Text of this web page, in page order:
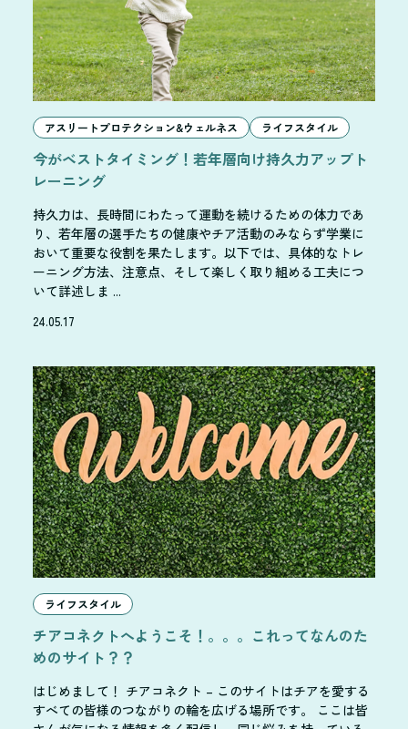
アスリートプロテクション&ウェルネス ライフスタイル
今がベストタイミング！若年層向け持久力アップト
レーニング
持久力は、長時間にわたって運動を続けるための体力であ
り、若年層の選手たちの健康やチア活動のみならず学業に
おいて重要な役割を果たします。以下では、具体的なトレ
ーニング方法、注意点、そして楽しく取り組める工夫につ
いて詳述しま ...
24.05.17
ライフスタイル
チアコネクトへようこそ！。。。これってなんのた
めのサイト？？
はじめまして！ チアコネクト – このサイトはチアを愛する
すべての皆様のつながりの輪を広げる場所です。 ここは皆